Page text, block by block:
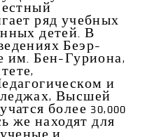
ряд учебных
детей. В
Беэр-
им. Бен-Гуриона,
и
Высшей
более 30,000
же находят для